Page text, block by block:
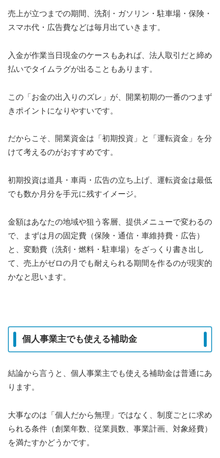
売上が立つまでの期間、洗剤・ガソリン・駐車場・保険・
スマホ代・広告費などは毎月出ていきます。
入金が作業当日現金のケースもあれば、法人取引だと締め
払いでタイムラグが出ることもあります。
この「お金の出入りのズレ」が、開業初期の一番のつまず
きポイントになりやすいです。
だからこそ、開業資金は「初期投資」と「運転資金」を分
けて考えるのがおすすめです。
初期投資は道具・車両・広告の立ち上げ、運転資金は最低
でも数か月分を手元に残すイメージ。
金額はあなたの地域や狙う客層、提供メニューで変わるの
で、まずは月の固定費（保険・通信・車維持費・広告）
と、変動費（洗剤・燃料・駐車場）をざっくり書き出し
て、売上がゼロの月でも耐えられる期間を作るのが現実的
かなと思います。
個人事業主でも使える補助金
結論から言うと、個人事業主でも使える補助金は普通にあ
ります。
大事なのは「個人だから無理」ではなく、制度ごとに求め
られる条件（創業年数、従業員数、事業計画、対象経費）
を満たすかどうかです。